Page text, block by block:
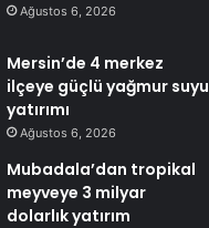
Ağustos 6, 2026
Mersin’de 4 merkez
ilçeye güçlü yağmur suyu
yatırımı
Ağustos 6, 2026
Mubadala’dan tropikal
meyveye 3 milyar
dolarlık yatırım